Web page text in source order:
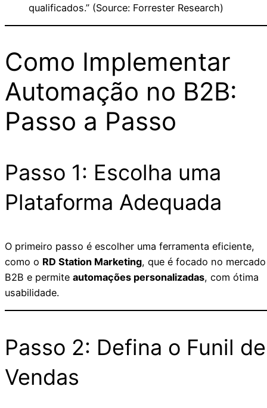
qualificados.” (Source: Forrester Research)
Como Implementar
Automação no B2B:
Passo a Passo
Passo 1: Escolha uma
Plataforma Adequada
O primeiro passo é escolher uma ferramenta eficiente,
como o RD Station Marketing, que é focado no mercado
B2B e permite automações personalizadas, com ótima
usabilidade.
Passo 2: Defina o Funil de
Vendas